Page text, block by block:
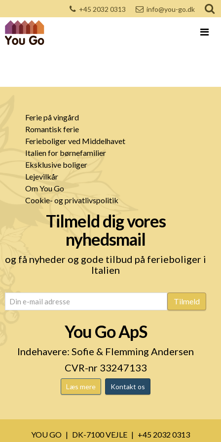
+45 2032 0313 info@you-go.dk
Ferie på vingård
Romantisk ferie
Ferieboliger ved Middelhavet
Italien for børnefamilier
Eksklusive boliger
Lejevilkår
Om You Go
Cookie- og privatlivspolitik
Tilmeld dig vores
nyhedsmail
og få nyheder og gode tilbud på ferieboliger i
Italien
email (Påkrævet) Tilmeld
You Go ApS
Indehavere: Sofie & Flemming Andersen
CVR-nr 33247133
Læs mere Kontakt os
YOU GO DK-7100 VEJLE
+45 2032 0313